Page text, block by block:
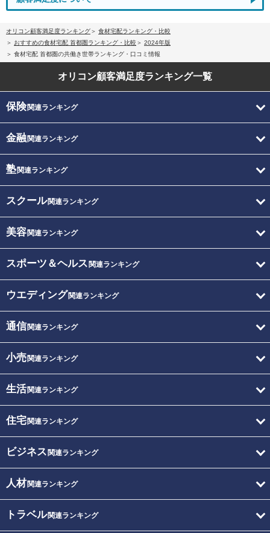
オリコン顧客満足度ランキング
食材宅配ランキング・比較
おすすめの食材宅配 首都圏ランキング・比較
2024年版
食材宅配 首都圏の共働き世帯ランキング・口コミ情報
オリコン顧客満足度ランキング一覧
保険関連ランキング
金融関連ランキング
塾関連ランキング
スクール関連ランキング
美容関連ランキング
スポーツ＆ヘルス 関連ランキング
ウエディング関連ランキング
通信関連ランキング
小売関連ランキング
生活関連ランキング
住宅関連ランキング
ビジネス 関連ランキング
人材関連ランキング
トラベル関連ランキング